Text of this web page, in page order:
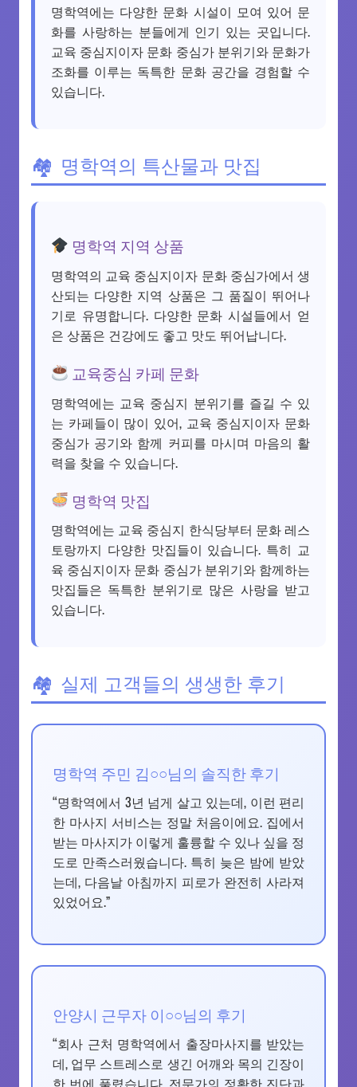
명학역에는 다양한 문화 시설이 모여 있어 문
화를 사랑하는 분들에게 인기 있는 곳입니다.
교육 중심지이자 문화 중심가 분위기와 문화가
조화를 이루는 독특한 문화 공간을 경험할 수
있습니다.
명학역의 특산물과 맛집
명학역 지역 상품
명학역의 교육 중심지이자 문화 중심가에서 생
산되는 다양한 지역 상품은 그 품질이 뛰어나
기로 유명합니다. 다양한 문화 시설들에서 얻
은 상품은 건강에도 좋고 맛도 뛰어납니다.
교육중심 카페 문화
명학역에는 교육 중심지 분위기를 즐길 수 있
는 카페들이 많이 있어, 교육 중심지이자 문화
중심가 공기와 함께 커피를 마시며 마음의 활
력을 찾을 수 있습니다.
명학역 맛집
명학역에는 교육 중심지 한식당부터 문화 레스
토랑까지 다양한 맛집들이 있습니다. 특히 교
육 중심지이자 문화 중심가 분위기와 함께하는
맛집들은 독특한 분위기로 많은 사랑을 받고
있습니다.
실제 고객들의 생생한 후기
명학역 주민 김○○님의 솔직한 후기
“명학역에서 3년 넘게 살고 있는데, 이런 편리
한 마사지 서비스는 정말 처음이에요. 집에서
받는 마사지가 이렇게 훌륭할 수 있나 싶을 정
도로 만족스러웠습니다. 특히 늦은 밤에 받았
는데, 다음날 아침까지 피로가 완전히 사라져
있었어요.”
안양시 근무자 이○○님의 후기
“회사 근처 명학역에서 출장마사지를 받았는
데, 업무 스트레스로 생긴 어깨와 목의 긴장이